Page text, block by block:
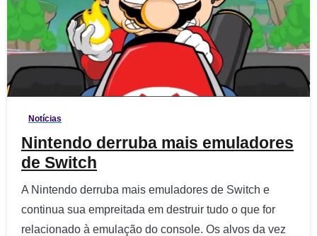
8
Notícias
Nintendo derruba mais emuladores
de Switch
A Nintendo derruba mais emuladores de Switch e
continua sua empreitada em destruir tudo o que for
relacionado à emulação do console. Os alvos da vez